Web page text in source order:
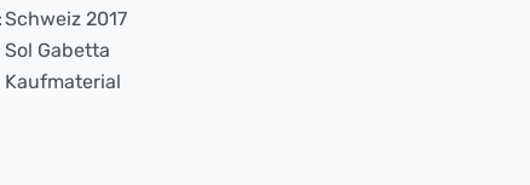
Schweiz 2017
Sol Gabetta
Kaufmaterial